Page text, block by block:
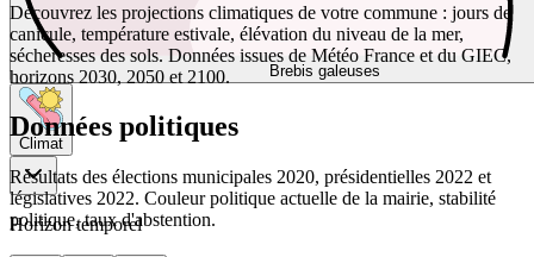
Brebis galeuses
Climat
Horizon temporel
Découvrez les projections climatiques de votre commune : jours de
canicule, température estivale, élévation du niveau de la mer,
sécheresses des sols. Données issues de Météo France et du GIEC,
horizons 2030, 2050 et 2100.
Données politiques
Résultats des élections municipales 2020, présidentielles 2022 et
législatives 2022. Couleur politique actuelle de la mairie, stabilité
politique, taux d'abstention.